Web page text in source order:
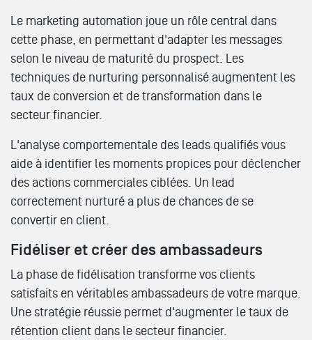
Le marketing automation joue un rôle central dans
cette phase, en permettant d'adapter les messages
selon le niveau de maturité du prospect. Les
techniques de nurturing personnalisé augmentent les
taux de conversion et de transformation dans le
secteur financier.
L'analyse comportementale des leads qualifiés vous
aide à identifier les moments propices pour déclencher
des actions commerciales ciblées. Un lead
correctement nurturé a plus de chances de se
convertir en client.
Fidéliser et créer des ambassadeurs
La phase de fidélisation transforme vos clients
satisfaits en véritables ambassadeurs de votre marque.
Une stratégie réussie permet d'augmenter le taux de
rétention client dans le secteur financier.